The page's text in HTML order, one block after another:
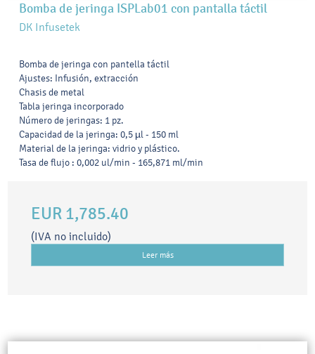
Bomba de jeringa ISPLab01 con pantalla táctil
DK Infusetek
Bomba de jeringa con pantella táctil
Ajustes: Infusión, extracción
Chasis de metal
Tabla jeringa incorporado
Número de jeringas: 1 pz.
Capacidad de la jeringa: 0,5 µl - 150 ml
Material de la jeringa: vidrio y plástico.
Tasa de flujo : 0,002 ul/min - 165,871 ml/min
EUR 1,785.40
(IVA no incluido)
Leer más